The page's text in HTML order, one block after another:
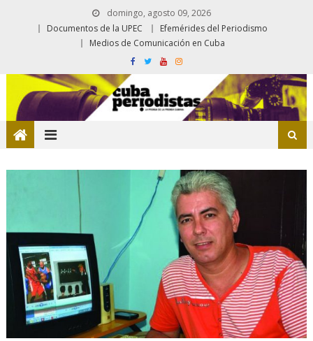
domingo, agosto 09, 2026
Documentos de la UPEC
Efemérides del Periodismo
Medios de Comunicación en Cuba